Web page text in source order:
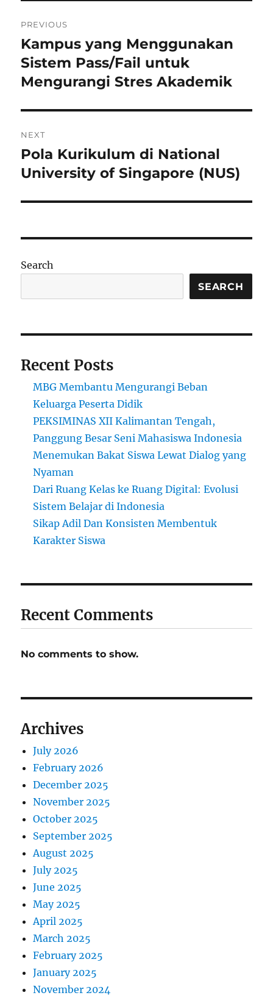
navigation
PREVIOUS
Previous
post:
Kampus yang Menggunakan
Sistem Pass/Fail untuk
Mengurangi Stres Akademik
NEXT
Next
post:
Pola Kurikulum di National
University of Singapore (NUS)
Search
SEARCH
Recent Posts
MBG Membantu Mengurangi Beban
Keluarga Peserta Didik
PEKSIMINAS XII Kalimantan Tengah,
Panggung Besar Seni Mahasiswa Indonesia
Menemukan Bakat Siswa Lewat Dialog yang
Nyaman
Dari Ruang Kelas ke Ruang Digital: Evolusi
Sistem Belajar di Indonesia
Sikap Adil Dan Konsisten Membentuk
Karakter Siswa
Recent Comments
No comments to show.
Archives
July 2026
February 2026
December 2025
November 2025
October 2025
September 2025
August 2025
July 2025
June 2025
May 2025
April 2025
March 2025
February 2025
January 2025
November 2024